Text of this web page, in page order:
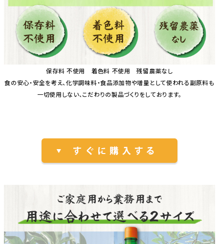
保存料 不使用 着色料 不使用 残留農薬なし
食の安心・安全を考え、化学調味料・食品添加物や増量として使われる副原料も
一切使用しない、こだわりの製品づくりをしております。